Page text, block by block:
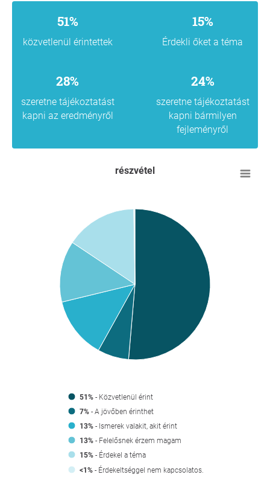
51%
közvetlenül érintettek
15%
Érdekli őket a téma
28%
szeretne tájékoztatást
kapni az eredményről
24%
szeretne tájékoztatást
kapni bármilyen
fejleményről
részvétel
51% - Közvetlenül érint
7% - A jövőben érinthet
13% - Ismerek valakit, akit érint
13% - Felelősnek érzem magam
15% - Érdekel a téma
<1% - Érdekeltséggel nem kapcsolatos.